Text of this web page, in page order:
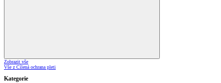
Zobrazit vše
Vše z Cílená ochrana pleti
Kategorie